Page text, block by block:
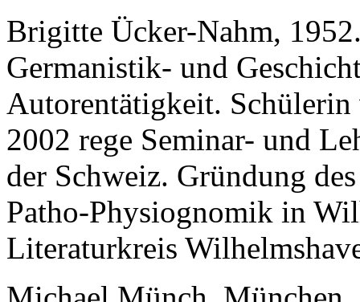
Brigitte Ücker-Nahm,
Germanistik- und
Autorentätigkeit. Schülerin
2002 rege Seminar- und
der Schweiz. Gründung
Patho-Physiognomik in
Literaturkreis